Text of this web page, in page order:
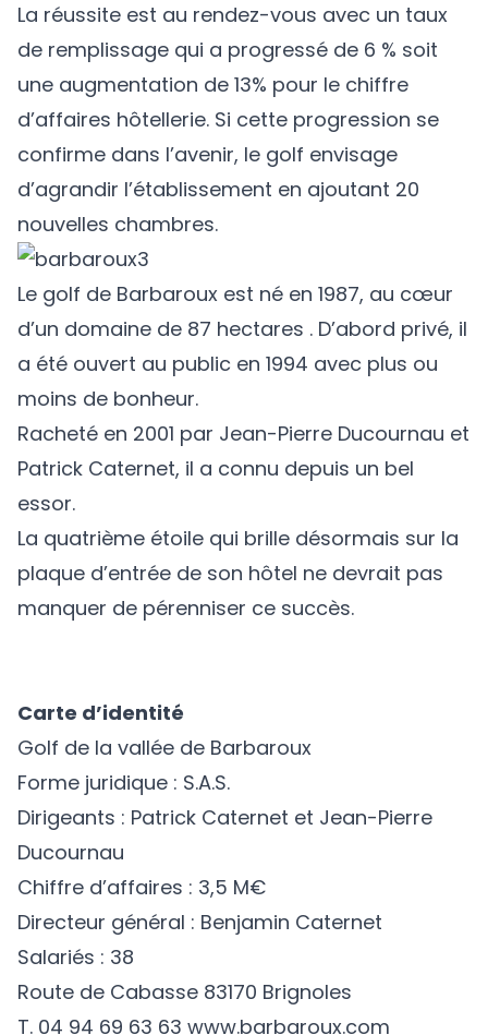
La réussite est au rendez-vous avec un taux
de remplissage qui a progressé de 6 % soit
une augmentation de 13% pour le chiffre
d’affaires hôtellerie. Si cette progression se
confirme dans l’avenir, le golf envisage
d’agrandir l’établissement en ajoutant 20
nouvelles chambres.
Le golf de Barbaroux est né en 1987, au cœur
d’un domaine de 87 hectares . D’abord privé, il
a été ouvert au public en 1994 avec plus ou
moins de bonheur.
Racheté en 2001 par Jean-Pierre Ducournau et
Patrick Caternet, il a connu depuis un bel
essor.
La quatrième étoile qui brille désormais sur la
plaque d’entrée de son hôtel ne devrait pas
manquer de pérenniser ce succès.
Carte d’identité
Golf de la vallée de Barbaroux
Forme juridique : S.A.S.
Dirigeants : Patrick Caternet et Jean-Pierre
Ducournau
Chiffre d’affaires : 3,5 M€
Directeur général : Benjamin Caternet
Salariés : 38
Route de Cabasse 83170 Brignoles
T. 04 94 69 63 63 www.barbaroux.com